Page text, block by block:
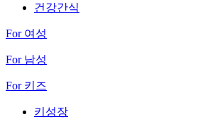
건강간식
For 여성
For 남성
For 키즈
키성장